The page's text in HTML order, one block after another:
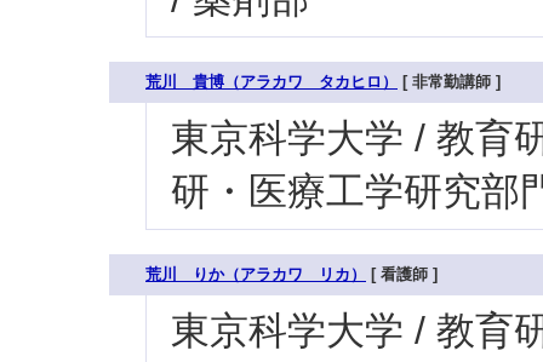
荒川 貴博（アラカワ タカヒロ） [ 非常勤講師 ]
東京科学大学 / 教育
研・医療工学研究部
荒川 りか（アラカワ リカ） [ 看護師 ]
東京科学大学 / 教育